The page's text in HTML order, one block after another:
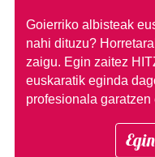
Goierriko albisteak
nahi dituzu?
zaigu. Egin zaitez
euskaratik eginda
profesionala